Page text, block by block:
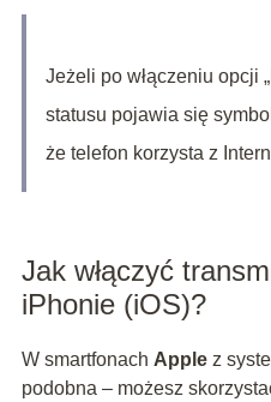
Jeżeli po włączeniu opcji
statusu pojawia się
że telefon korzysta z
Jak włączyć
iPhonie (iOS)?
W smartfonach Applez
podobna – możesz